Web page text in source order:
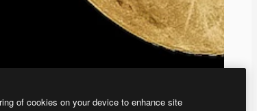
of cookies on your device to enhance site